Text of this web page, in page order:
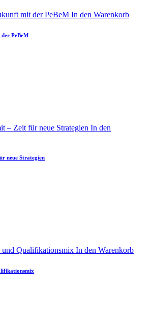
In den Warenkorb
PeBeM
In den
neue Strategien
In den Warenkorb